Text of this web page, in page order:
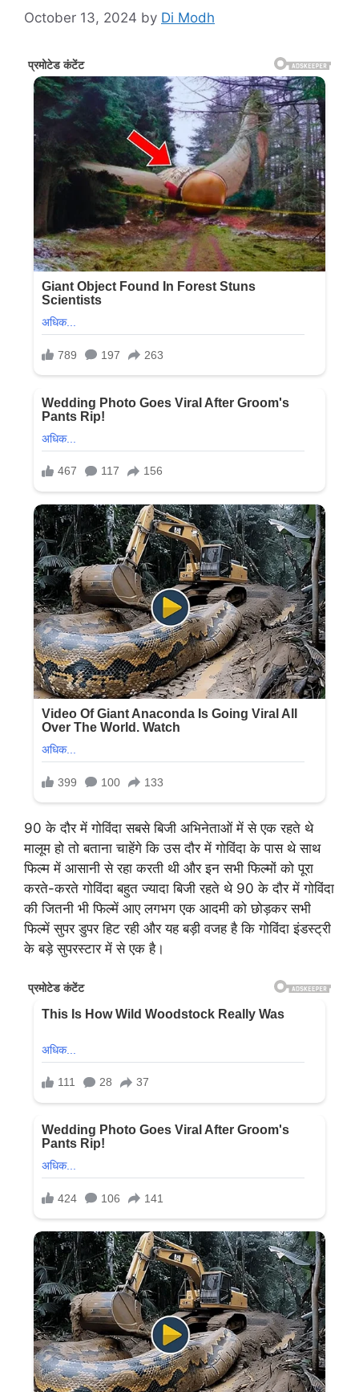
October 13, 2024 by Di Modh
90 के दौर में गोविंदा सबसे बिजी अभिनेताओं में से एक रहते थे
मालूम हो तो बताना चाहेंगे कि उस दौर में गोविंदा के पास थे साथ
फिल्म में आसानी से रहा करती थी और इन सभी फिल्मों को पूरा
करते-करते गोविंदा बहुत ज्यादा बिजी रहते थे 90 के दौर में गोविंदा
की जितनी भी फिल्में आए लगभग एक आदमी को छोड़कर सभी
फिल्में सुपर डुपर हिट रही और यह बड़ी वजह है कि गोविंदा इंडस्ट्री
के बड़े सुपरस्टार में से एक है।